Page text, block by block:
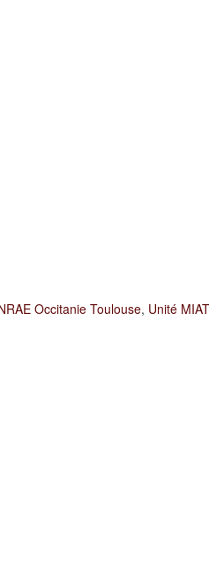
Occitanie Toulouse, Unité MIAT